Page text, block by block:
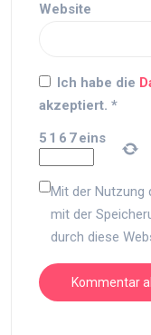
Website
Ich habe die
akzeptiert. *
5 1 6 7eins
Mit der Nutzung
mit der
durch diese